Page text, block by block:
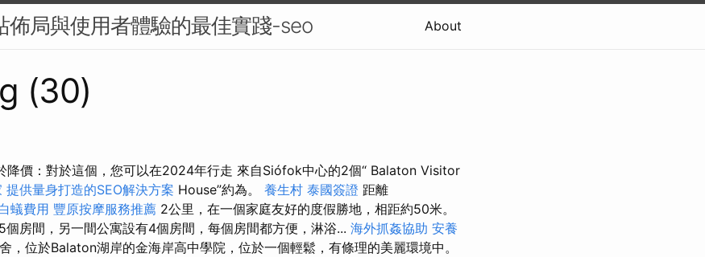
佈局與使用者體驗的最佳實踐-seo About
(30)
降價：對於這個，您可以在2024年行走 來自Siófok中心的2個“ Balaton Visitor
提供量身打造的SEO解決方案 House”約為。 養生村 泰國簽證 距離
蟻費用 豐原按摩服務推薦 2公里，在一個家庭友好的度假勝地，相距約50米。
個房間，另一間公寓設有4個房間，每個房間都方便，淋浴... 海外抓姦協助 安養
，位於Balaton湖岸的金海岸高中學院，位於一個輕鬆，有條理的美麗環境中。